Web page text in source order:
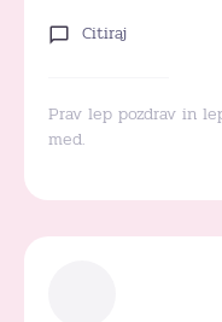
Citiraj
Prav lep pozdrav in
med.